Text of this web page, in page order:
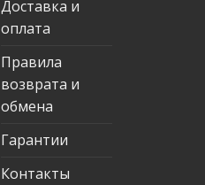
Доставка и
оплата
Правила
возврата и
обмена
Гарантии
Контакты